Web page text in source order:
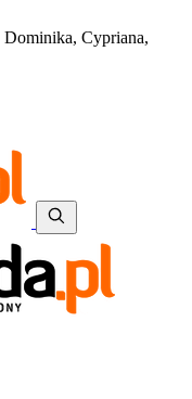
Dominika, Cypriana,